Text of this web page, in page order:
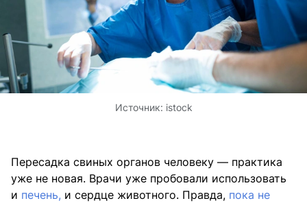
Источник: istock
Пересадка свиных органов человеку — практика
уже не новая. Врачи уже пробовали использовать
и печень, и сердце животного. Правда, пока не